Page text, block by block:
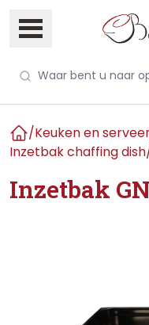
Home
/Keuken en
Inzetbak chaffing dish
Inzetbak